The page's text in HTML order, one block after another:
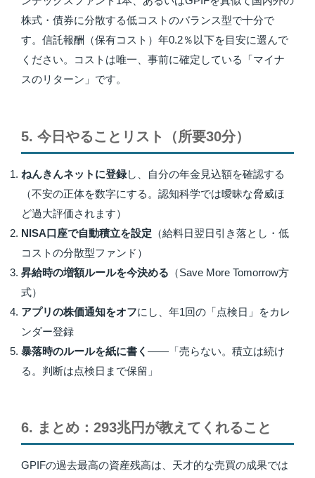
株式・債券に分散する低コストのバランス型で十分で
す。信託報酬（保有コスト）年0.2％以下を目安に選んで
ください。コストは唯一、事前に確定している「マイナ
スのリターン」です。
5. 今日やることリスト（所要30分）
ねんきんネットに登録し、自分の年金見込額を確認する
（不安の正体を数字にする。認知科学では曖昧な脅威ほ
ど過大評価されます）
NISA口座で自動積立を設定 （給料日翌日引き落とし・低
コストの分散型ファンド）
昇給時の増額ルールを今決める （Save More Tomorrow方
式）
アプリの株価通知をオフにし、年1回の「点検日」をカレ
ンダー登録
暴落時のルールを紙に書く ——「売らない。積立は続け
る。判断は点検日まで保留」
6. まとめ：293兆円が教えてくれること
GPIFの過去最高の資産残高は、天才的な売買の成果では